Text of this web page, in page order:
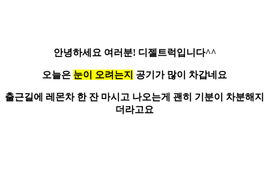
안녕하세요 여러분! 디젤트럭 입니다^^
오늘은 눈이 오려는지 공기가 많이 차갑네요
출근길에 레몬차 한 잔 마시고 나오는게 괜히 기분이 차분해지
더라고요